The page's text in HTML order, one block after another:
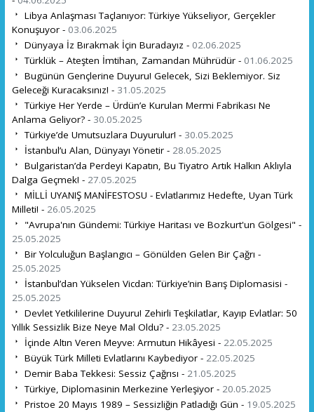
Libya Anlaşması Taçlanıyor: Türkiye Yükseliyor, Gerçekler
Konuşuyor - 03.06.2025
Dünyaya İz Bırakmak İçin Buradayız - 02.06.2025
Türklük – Ateşten İmtihan, Zamandan Mührüdür - 01.06.2025
Bugünün Gençlerine Duyuru! Gelecek, Sizi Beklemiyor. Siz
Geleceği Kuracaksınız! - 31.05.2025
Türkiye Her Yerde – Ürdün’e Kurulan Mermi Fabrikası Ne
Anlama Geliyor? - 30.05.2025
Türkiye’de Umutsuzlara Duyurulur! - 30.05.2025
İstanbul’u Alan, Dünyayı Yönetir - 28.05.2025
Bulgaristan’da Perdeyi Kapatın, Bu Tiyatro Artık Halkın Aklıyla
Dalga Geçmek! - 27.05.2025
MİLLİ UYANIŞ MANİFESTOSU - Evlatlarımız Hedefte, Uyan Türk
Milleti! - 26.05.2025
"Avrupa'nın Gündemi: Türkiye Haritası ve Bozkurt'un Gölgesi" -
25.05.2025
Bir Yolculuğun Başlangıcı – Gönülden Gelen Bir Çağrı -
25.05.2025
İstanbul’dan Yükselen Vicdan: Türkiye’nin Barış Diplomasisi -
25.05.2025
Devlet Yetkililerine Duyuru! Zehirli Teşkilatlar, Kayıp Evlatlar: 50
Yıllık Sessizlik Bize Neye Mal Oldu? - 23.05.2025
İçinde Altın Veren Meyve: Armutun Hikâyesi - 22.05.2025
Büyük Türk Milleti Evlatlarını Kaybediyor - 22.05.2025
Demir Baba Tekkesi: Sessiz Çağrısı - 21.05.2025
Türkiye, Diplomasinin Merkezine Yerleşiyor - 20.05.2025
Pristoe 20 Mayıs 1989 – Sessizliğin Patladığı Gün - 19.05.2025